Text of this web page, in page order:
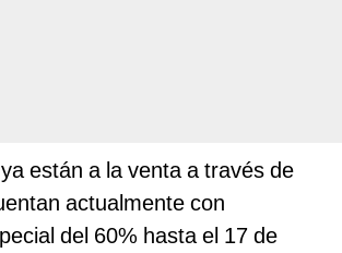
están a la venta a través de
actualmente con
del 60% hasta el 17 de